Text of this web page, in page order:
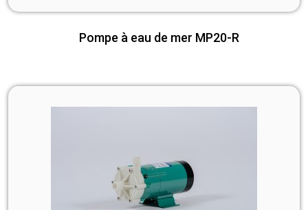
Pompe à eau de mer MP20-R